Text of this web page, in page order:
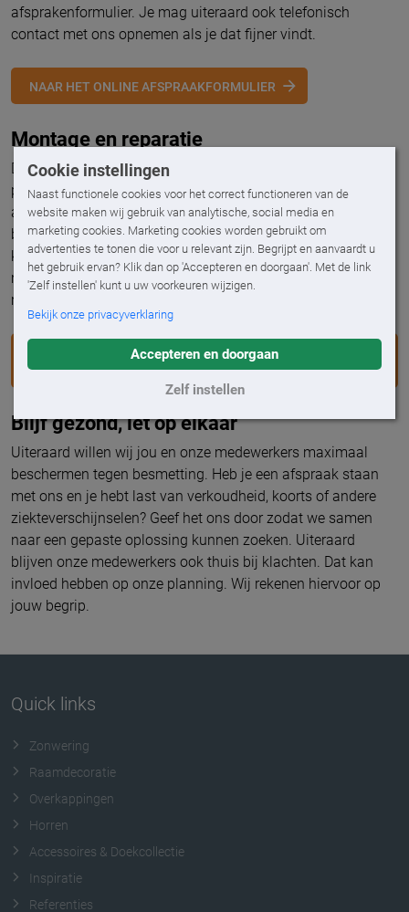
Cookie instellingen
Naast functionele cookies voor het correct functioneren van de
website maken wij gebruik van analytische, social media en
marketing cookies. Marketing cookies worden gebruikt om
advertenties te tonen die voor u relevant zijn. Begrijpt en aanvaardt u
het gebruik ervan? Klik dan op 'Accepteren en doorgaan'. Met de link
'Zelf instellen' kunt u uw voorkeuren wijzigen.
Bekijk onze privacyverklaring
Accepteren en doorgaan
Zelf instellen
afsprakenformulier. Je mag uiteraard ook telefonisch
contact met ons opnemen als je dat fijner vindt.
NAAR HET ONLINE AFSPRAAKFORMULIER
Montage en reparatie
De meeste werkzaamheden kunnen wij uitvoeren zonder
persoonlijk contact of met inachtneming van een minimale
afstand van 1,5 meter. Bijvoorbeeld werkzaamheden aan de
buitenkant van de woning. Moeten we toch binnen zijn? Dan
kunnen we afstemmen om de werkzaamheden uit te voeren
met de inachtneming van een minimale afstand van 1,5
meter.
BEKIJK HIER HET CORONA PROTOCOL VAN ONZE
MONTEURS
Blijf gezond, let op elkaar
Uiteraard willen wij jou en onze medewerkers maximaal
beschermen tegen besmetting. Heb je een afspraak staan
met ons en je hebt last van verkoudheid, koorts of andere
ziekteverschijnselen? Geef het ons door zodat we samen
naar een gepaste oplossing kunnen zoeken. Uiteraard
blijven onze medewerkers ook thuis bij klachten. Dat kan
invloed hebben op onze planning. Wij rekenen hiervoor op
jouw begrip.
Quick links
Zonwering
Raamdecoratie
Overkappingen
Horren
Accessoires & Doekcollectie
Inspiratie
Referenties